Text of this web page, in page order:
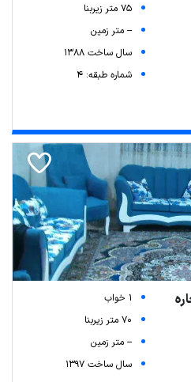
75 متر زیربنا
-- متر زمین
سال ساخت 1388
شماره طبقه: 4
1 خواب
70 متر زیربنا
-- متر زمین
سال ساخت 1397